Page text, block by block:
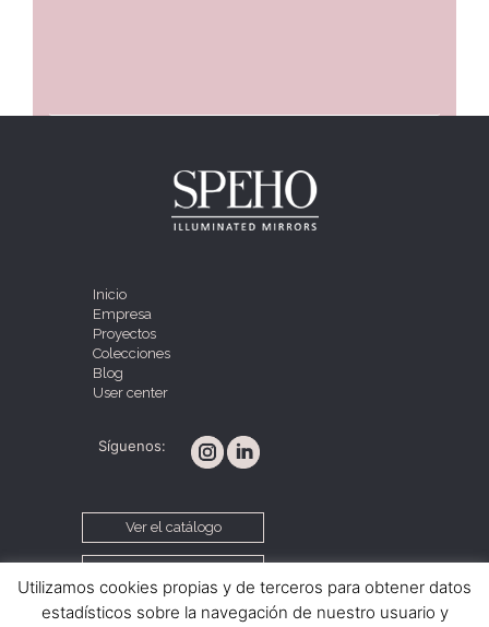
Inicio
Empresa
Proyectos
Colecciones
Blog
User center
Síguenos:
Ver el catálogo
Utilizamos cookies propias y de terceros para obtener datos
estadísticos sobre la navegación de nuestro usuario y